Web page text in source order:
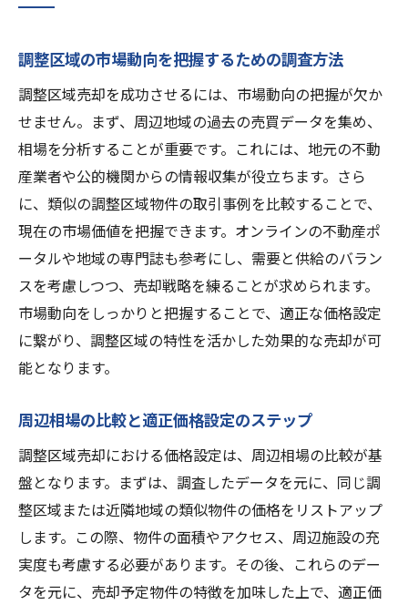
土地利用可能性を最大限に活かすための調整区
域売却戦略
調整区域内で可能な土地利用形態の確認
地域特性を踏まえた利用提案の作成
環境規制と土地利用の調整方法
利用可能性を高めるための法的手続き
地域住民との協働による土地利用の促進
調整区域における開発の可能性を探る
信頼できる不動産業者の選び方と売却活動での
ポイント
実績と評判で選ぶ不動産業者の見極め方
業者との信頼関係構築の重要性
専門家のアドバイスを受けるメリット
不動産業者との効果的なコミュニケーショ
ン術
業者と共に取り組む売却戦略の立案
調整区域の特徴を理解し売却に活かす方法
調整区域の歴史とその背景を学ぶ
調整区域の市場動向を把握するための調査方法
調整区域売却を成功させるには、市場動向の把握が欠か
せません。まず、周辺地域の過去の売買データを集め、
相場を分析することが重要です。これには、地元の不動
産業者や公的機関からの情報収集が役立ちます。さら
に、類似の調整区域物件の取引事例を比較することで、
現在の市場価値を把握できます。オンラインの不動産ポ
ータルや地域の専門誌も参考にし、需要と供給のバラン
スを考慮しつつ、売却戦略を練ることが求められます。
市場動向をしっかりと把握することで、適正な価格設定
に繋がり、調整区域の特性を活かした効果的な売却が可
能となります。
周辺相場の比較と適正価格設定のステップ
調整区域売却における価格設定は、周辺相場の比較が基
盤となります。まずは、調査したデータを元に、同じ調
整区域または近隣地域の類似物件の価格をリストアップ
します。この際、物件の面積やアクセス、周辺施設の充
実度も考慮する必要があります。その後、これらのデー
タを元に、売却予定物件の特徴を加味した上で、適正価